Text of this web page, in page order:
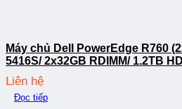
Máy chủ Dell PowerEdge R760
5416S/ 2x32GB RDIMM/ 1.2TB
Liên hệ
Đọc tiếp